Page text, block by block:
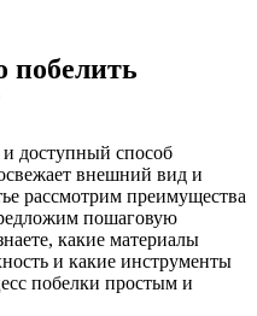
побелить
доступный способ
внешний вид и
рассмотрим преимущества
пошаговую
какие материалы
и какие инструменты
побелки простым и